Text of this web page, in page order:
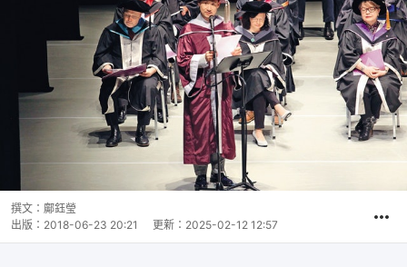
撰文： 鄺鈺瑩
出版： 2018-06-23 20:21 更新： 2025-02-12 12:57